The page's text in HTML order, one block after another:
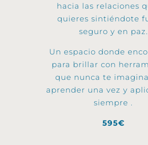
hacia las relaciones
quieres sintiéndote
seguro y en paz.
Un espacio donde
para brillar con
que nunca te
aprender una vez y
siempre .
595€